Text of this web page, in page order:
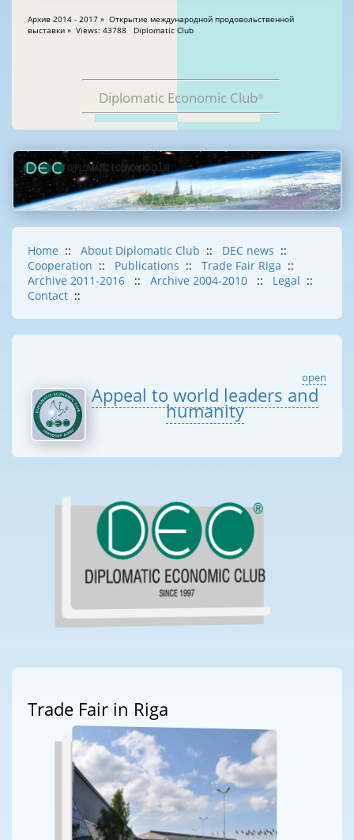
Архив 2014 - 2017 » Открытие международной продовольственной
выставки » Views: 43788 Diplomatic Club
Diplomatic Economic Club®
Home :: About Diplomatic Club :: DEC news ::
Cooperation :: Publications :: Trade Fair Riga ::
Archive 2011-2016
:: Archive 2004-2010 :: Legal ::
Contact ::
open
Appeal to world leaders and
humanity
Trade Fair in Riga